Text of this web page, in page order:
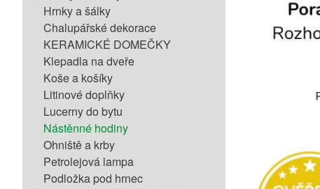
Hrnky a šálky
Chalupářské dekorace
KERAMICKÉ DOMEČKY
Klepadla na dveře
Koše a košíky
Litinové doplňky
Lucerny do bytu
Nástěnné hodiny
Ohniště a krby
Petrolejová lampa
Podložka pod hrnec